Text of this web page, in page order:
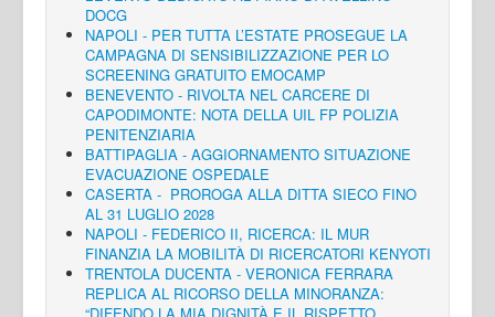
DOCG
NAPOLI - PER TUTTA L’ESTATE PROSEGUE LA
CAMPAGNA DI SENSIBILIZZAZIONE PER LO
SCREENING GRATUITO EMOCAMP
BENEVENTO - RIVOLTA NEL CARCERE DI
CAPODIMONTE: NOTA DELLA UIL FP POLIZIA
PENITENZIARIA
BATTIPAGLIA - AGGIORNAMENTO SITUAZIONE
EVACUAZIONE OSPEDALE
CASERTA - PROROGA ALLA DITTA SIECO FINO
AL 31 LUGLIO 2028
NAPOLI - FEDERICO II, RICERCA: IL MUR
FINANZIA LA MOBILITÀ DI RICERCATORI KENYOTI
TRENTOLA DUCENTA - VERONICA FERRARA
REPLICA AL RICORSO DELLA MINORANZA: